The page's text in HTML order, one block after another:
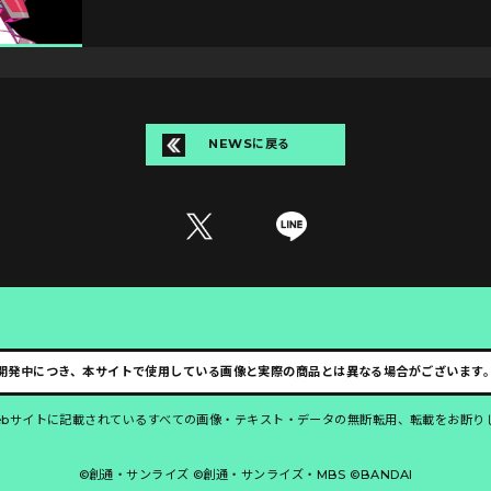
NEWSに戻る
発中につき、本サイトで使用している画像と実際の商品とは異なる場合がございます。
サイトに記載されているすべての画像・テキスト・データの無断転用、転載をお断り
©創通・サンライズ ©創通・サンライズ・MBS ©BANDAI